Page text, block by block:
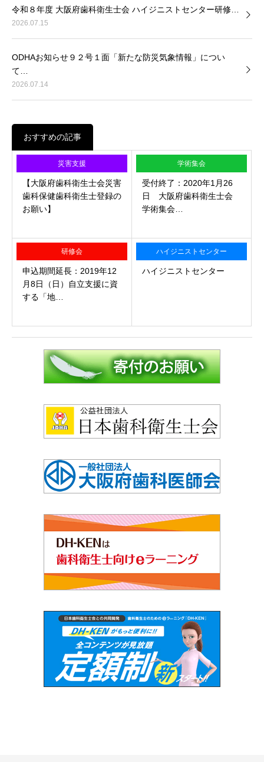
令和８年度 大阪府歯科衛生士会 ハイジニストセンター研修…
2026.07.15
ODHAお知らせ９２号１面「新たな防災気象情報」につい
て…
2026.07.14
おすすめの記事
災害支援
【大阪府歯科衛生士会災害
歯科保健歯科衛生士登録の
お願い】
学術集会
受付終了：2020年1月26
日 大阪府歯科衛生士会
学術集会…
研修会
申込期間延長：2019年12
月8日（日）自立支援に資
する「地…
ハイジニストセンター
ハイジニストセンター